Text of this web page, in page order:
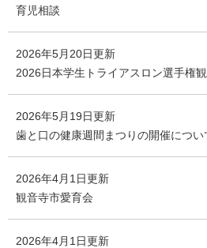
育児相談
2026年5月20日更新
2026日本学生トライアスロン選手権
2026年5月19日更新
歯と口の健康週間まつりの開催につい
2026年4月1日更新
観音寺市愛育会
2026年4月1日更新